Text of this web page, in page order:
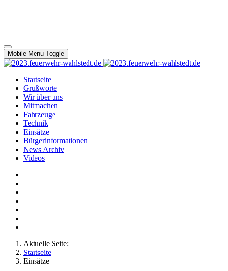
Mobile Menu Toggle
Startseite
Grußworte
Wir über uns
Mitmachen
Fahrzeuge
Technik
Einsätze
Bürgerinformationen
News Archiv
Videos
Aktuelle Seite:
Startseite
Einsätze